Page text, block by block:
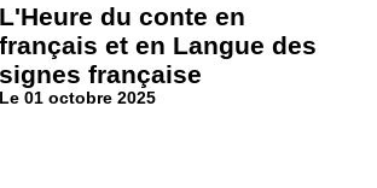
L'Heure du conte en
français et en Langue des
signes française
Le 01 octobre 2025